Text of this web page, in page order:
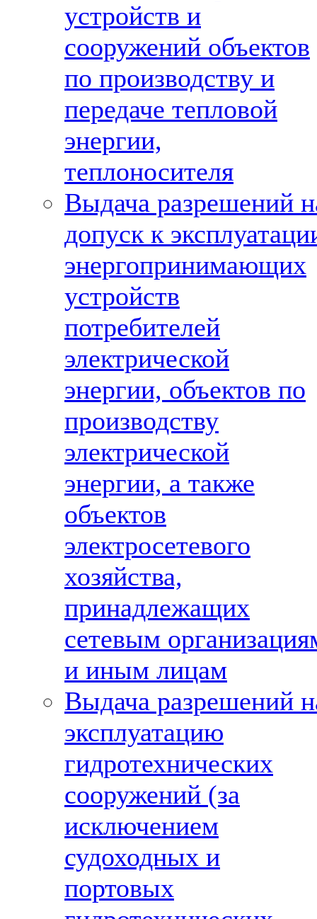
устройств и
сооружений объектов
по производству и
передаче тепловой
энергии,
теплоносителя
Выдача разрешений
допуск к
энергопринимающих
устройств
потребителей
электрической
энергии, объектов по
производству
электрической
энергии, а также
объектов
электросетевого
хозяйства,
принадлежащих
сетевым
и иным лицам
Выдача разрешений
эксплуатацию
гидротехнических
сооружений (за
исключением
судоходных и
портовых